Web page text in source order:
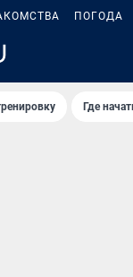
ПОГОДА
Где